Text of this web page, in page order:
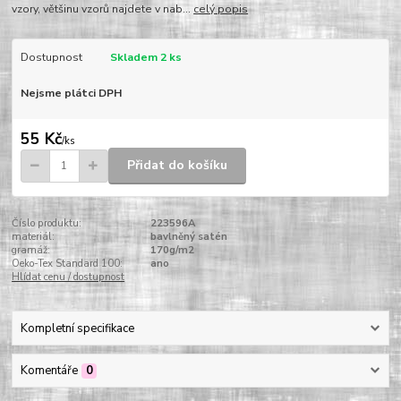
vzory, většinu vzorů najdete v nab... celý popis
Dostupnost Skladem 2 ks
Nejsme plátci DPH
55 Kč/ks
Přidat do košíku
Číslo produktu:
223596A
materiál:
bavlněný satén
gramáž:
170g/m2
Oeko-Tex Standard 100:
ano
Hlídat cenu / dostupnost
Kompletní specifikace
Komentáře 0